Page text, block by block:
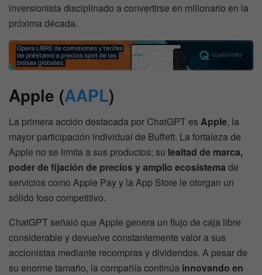
inversionista disciplinado a convertirse en millonario en la
próxima década.
Apple (AAPL)
La primera acción destacada por ChatGPT es Apple, la
mayor participación individual de Buffett. La fortaleza de
Apple no se limita a sus productos; su lealtad de marca,
poder de fijación de precios y amplio ecosistema de
servicios como Apple Pay y la App Store le otorgan un
sólido foso competitivo.
ChatGPT señaló que Apple genera un flujo de caja libre
considerable y devuelve constantemente valor a sus
accionistas mediante recompras y dividendos. A pesar de
su enorme tamaño, la compañía continúa innovando en